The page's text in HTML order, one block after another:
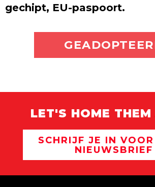
gechipt, EU-paspoort.
ADOPTEER
LET'S HOME
SCHRIJF JE IN
NIEUWSBRIEF